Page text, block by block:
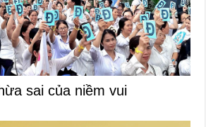
sai của niềm vui